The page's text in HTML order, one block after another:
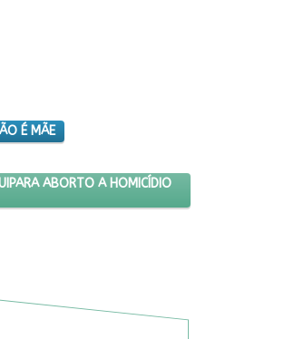
É MÃE
DE LEI QUE EQUIPARA ABORTO A HOMICÍDIO
ABORTO A HOMICÍDIO